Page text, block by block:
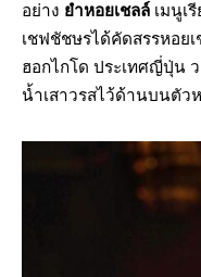
อย่าง ยำหอยเชลล์ เมนูเ
เชฟชัชษรได้คัดสรรหอย
ฮอกไกโด ประเทศญี่ปุ่น
น้ำเสาวรสไว้ด้านบนตัว